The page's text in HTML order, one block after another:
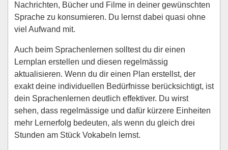
Nachrichten, Bücher und Filme in deiner gewünschten
Sprache zu konsumieren. Du lernst dabei quasi ohne
viel Aufwand mit.
Auch beim Sprachenlernen solltest du dir einen
Lernplan erstellen und diesen regelmässig
aktualisieren. Wenn du dir einen Plan erstellst, der
exakt deine individuellen Bedürfnisse berücksichtigt, ist
dein Sprachenlernen deutlich effektiver. Du wirst
sehen, dass regelmässige und dafür kürzere Einheiten
mehr Lernerfolg bedeuten, als wenn du gleich drei
Stunden am Stück Vokabeln lernst.